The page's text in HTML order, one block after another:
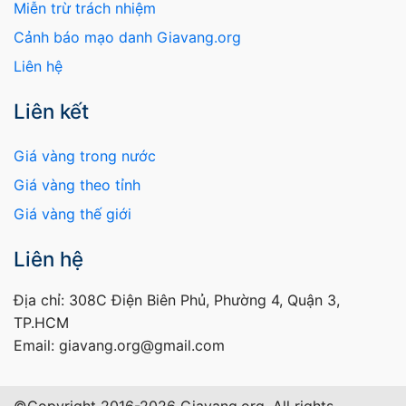
Miễn trừ trách nhiệm
Cảnh báo mạo danh Giavang.org
Liên hệ
Liên kết
Giá vàng trong nước
Giá vàng theo tỉnh
Giá vàng thế giới
Liên hệ
Địa chỉ: 308C Điện Biên Phủ, Phường 4, Quận 3,
TP.HCM
Email: giavang.org@gmail.com